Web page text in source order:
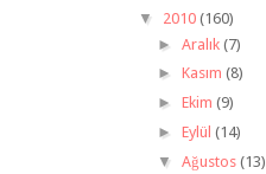
▼ 2010 (160)
► Aralık (7)
► Kasım (8)
► Ekim (9)
► Eylül (14)
▼ Ağustos (13)